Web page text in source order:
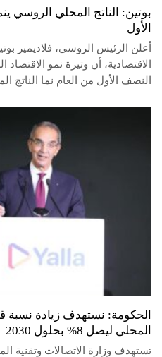
الأول
أعلن الرئيس الروسي، فلاديمير
الاقتصادية، أن وتيرة نمو
النصف الأول من العام نما الناتج
الحكومة: نستهدف زيادة نسبة
المحلى ليصل 8% بحلول 2030
تستهدف وزارة الاتصالات وتقنية‏